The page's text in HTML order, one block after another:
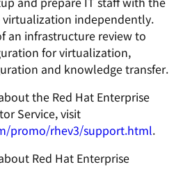
independently.
an infrastructure review to
for virtualization,
and knowledge transfer.
the Red Hat Enterprise
Service, visit
promo/rhev3/support.html.
Red Hat Enterprise